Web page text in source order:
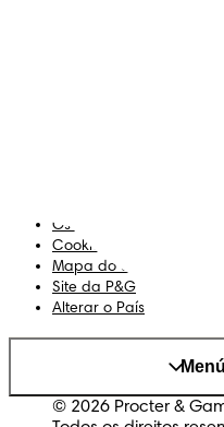
Os Meus Dados
Cookies
Mapa do Site
Site da P&G
Alterar o País
© 2026 Procter &